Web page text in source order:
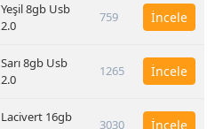
Yeşil 8gb Usb
2.0
759 İncele
Sarı 8gb Usb
2.0
1265 İncele
Lacivert 16gb
3030 İncele